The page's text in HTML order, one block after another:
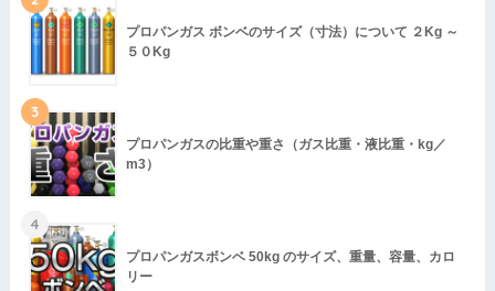
プロパンガス ボンベのサイズ（寸法）について ２Kg ～
５０Kg
3
プロパンガスの比重や重さ（ガス比重・液比重・kg／
m3）
4
プロパンガスボンベ 50kg のサイズ、重量、容量、カロ
リー